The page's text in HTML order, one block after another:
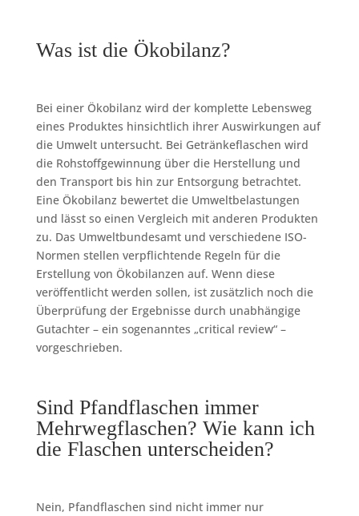
Was ist die Ökobilanz?
Bei einer Ökobilanz wird der komplette Lebensweg
eines Produktes hinsichtlich ihrer Auswirkungen auf
die Umwelt untersucht. Bei Getränkeflaschen wird
die Rohstoffgewinnung über die Herstellung und
den Transport bis hin zur Entsorgung betrachtet.
Eine Ökobilanz bewertet die Umweltbelastungen
und lässt so einen Vergleich mit anderen Produkten
zu. Das Umweltbundesamt und verschiedene ISO-
Normen stellen verpflichtende Regeln für die
Erstellung von Ökobilanzen auf. Wenn diese
veröffentlicht werden sollen, ist zusätzlich noch die
Überprüfung der Ergebnisse durch unabhängige
Gutachter – ein sogenanntes „critical review“ –
vorgeschrieben.
Sind Pfandflaschen immer
Mehrwegflaschen? Wie kann ich
die Flaschen unterscheiden?
Nein, Pfandflaschen sind nicht immer nur